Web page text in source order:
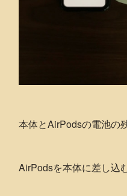
本体とAirPodsの電池の
AirPodsを本体に差し込